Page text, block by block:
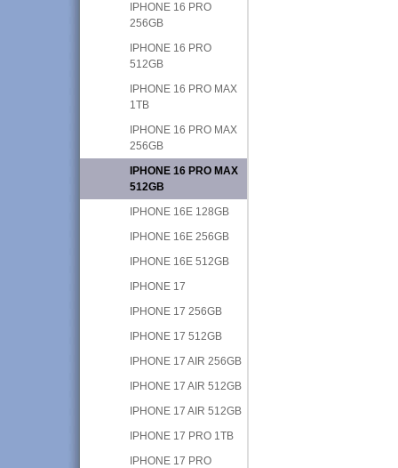
IPHONE 16 PRO
256GB
IPHONE 16 PRO
512GB
IPHONE 16 PRO MAX
1TB
IPHONE 16 PRO MAX
256GB
IPHONE 16 PRO MAX
512GB
IPHONE 16E 128GB
IPHONE 16E 256GB
IPHONE 16E 512GB
IPHONE 17
IPHONE 17 256GB
IPHONE 17 512GB
IPHONE 17 AIR 256GB
IPHONE 17 AIR 512GB
IPHONE 17 AIR 512GB
IPHONE 17 PRO 1TB
IPHONE 17 PRO